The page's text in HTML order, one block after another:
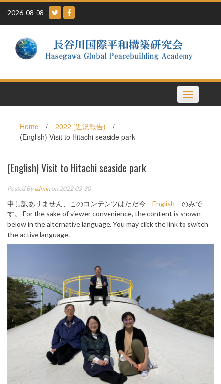
Skip
content
2026-08-08
Toggle
navigation
Home / 2022 (近況報告)
/
(English) Visit to Hitachi seaside park
(English) Visit to Hitachi seaside park
Posted Byadmin on 2022-03-30
申し訳ありません、このコンテンツはただ今 English のみで
す。 For the sake of viewer convenience, the content is shown
below in the alternative language. You may click the link to switch
the active language.